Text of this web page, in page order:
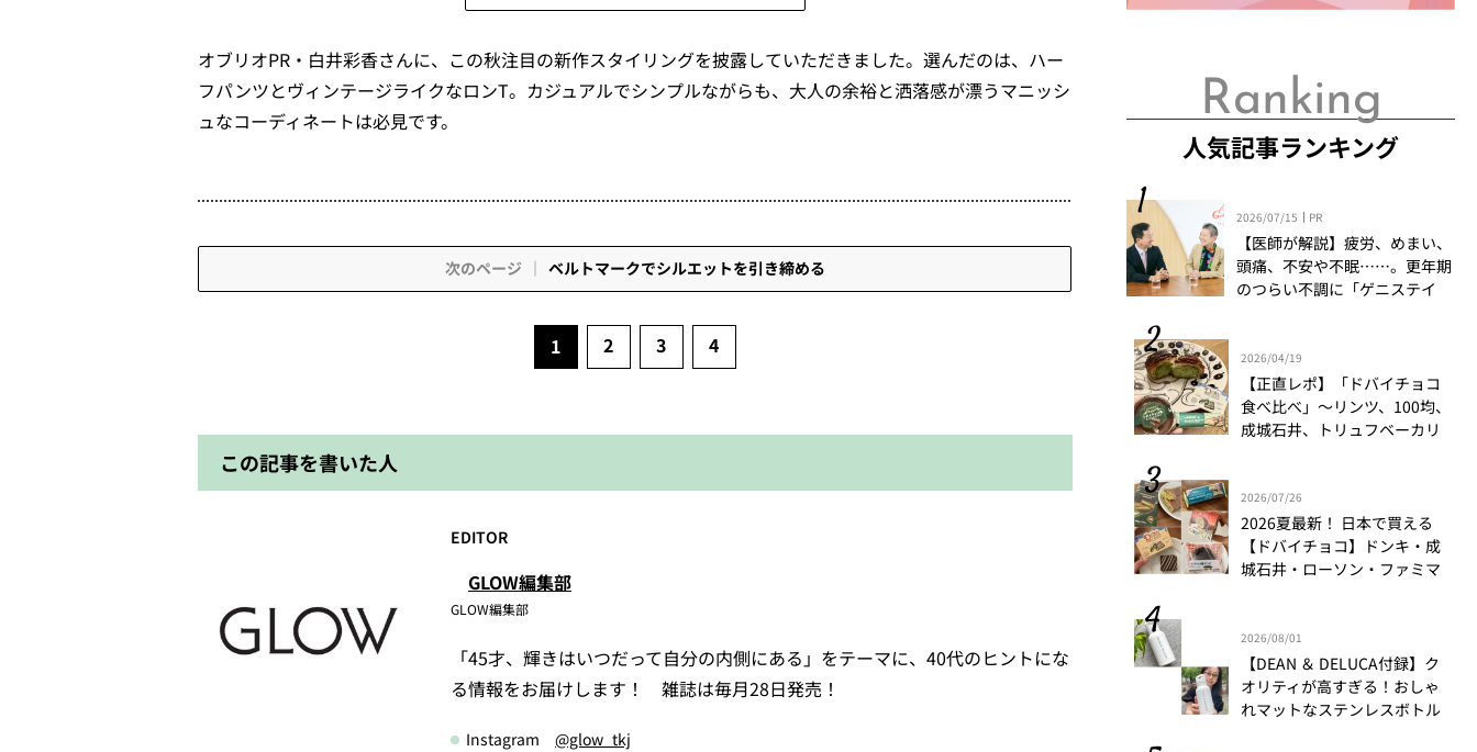
オブリオPR・白井彩香さんに、この秋注目の新作スタイリングを披露していただきました。選んだのは、ハー
フパンツとヴィンテージライクなロンT。カジュアルでシンプルながらも、大人の余裕と洒落感が漂うマニッシ
ュなコーディネートは必見です。
次のページ ベルトマークでシルエットを引き締める
1 2 3 4
この記事を書いた人
EDITOR
GLOW編集部
GLOW編集部
「45才、輝きはいつだって自分の内側にある」をテーマに、40代のヒントにな
る情報をお届けします！ 雑誌は毎月28日発売！
Instagram @glow_tkj
Ranking
人気記事ランキング
2026/07/15 PR
【医師が解説】疲労、めまい、
頭痛、不安や不眠……。更年期
のつらい不調に「ゲニステイ
2026/04/19
【正直レポ】「ドバイチョコ
食べ比べ」～リンツ、100均、
成城石井、トリュフベーカリ
2026/07/26
2026夏最新！ 日本で買える
【ドバイチョコ】ドンキ・成
城石井・ローソン・ファミマ
2026/08/01
【DEAN ＆ DELUCA付録】ク
オリティが高すぎる！おしゃ
れマットなステンレスボトル